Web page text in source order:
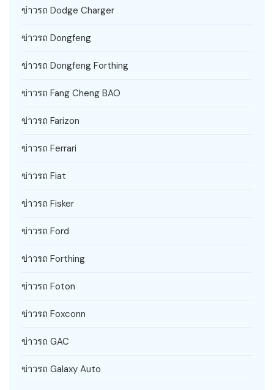
ข่าวรถ Dodge Charger
ข่าวรถ Dongfeng
ข่าวรถ Dongfeng Forthing
ข่าวรถ Fang Cheng BAO
ข่าวรถ Farizon
ข่าวรถ Ferrari
ข่าวรถ Fiat
ข่าวรถ Fisker
ข่าวรถ Ford
ข่าวรถ Forthing
ข่าวรถ Foton
ข่าวรถ Foxconn
ข่าวรถ GAC
ข่าวรถ Galaxy Auto